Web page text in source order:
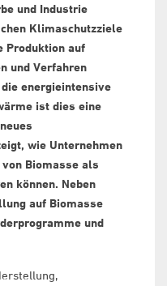
und Industrie
Klimaschutzziele
Produktion auf
und Verfahren
energieintensive
ist dies eine
wie Unternehmen
Biomasse als
können. Neben
auf Biomasse
und